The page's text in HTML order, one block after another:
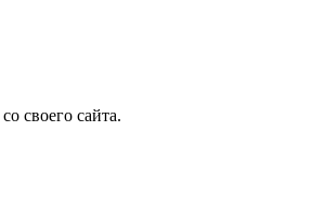
со своего сайта.